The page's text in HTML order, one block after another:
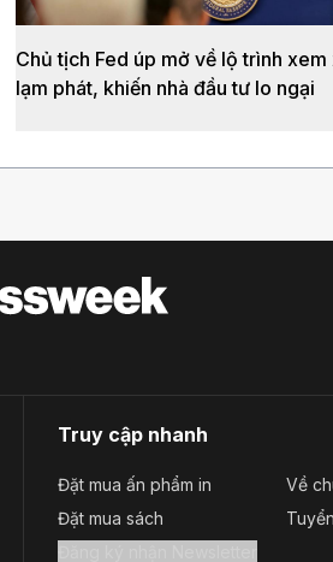
Chủ tịch Fed úp mở về lộ trình xem
lạm phát, khiến nhà đầu tư lo ngại
Truy cập nhanh
Đặt mua ấn phẩm in
Đặt mua sách
Về